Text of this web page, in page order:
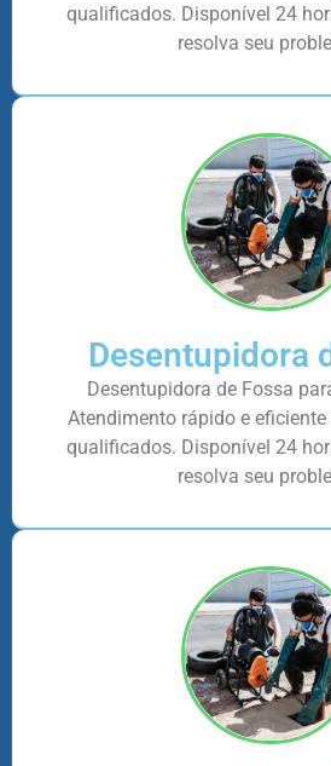
qualificados. Disponível 24
resolva seu
Desentupidora
Desentupidora de Fossa
Atendimento rápido e
qualificados. Disponível 24
resolva seu